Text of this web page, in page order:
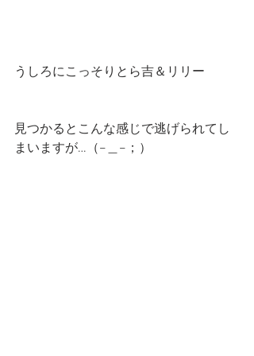
うしろにこっそりとら吉＆リリー
見つかるとこんな感じで逃げられてし
まいますが…（−＿−；）